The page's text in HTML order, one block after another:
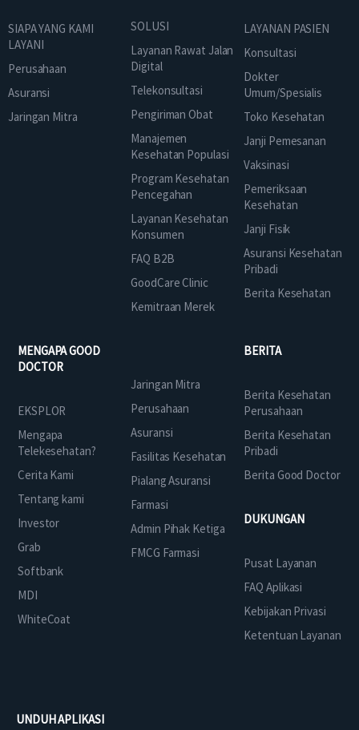
SIAPA YANG KAMI
LAYANI
Perusahaan
Asuransi
Jaringan Mitra
SOLUSI
Layanan Rawat Jalan
Digital
Telekonsultasi
Pengiriman Obat
Manajemen
Kesehatan Populasi
Program Kesehatan
Pencegahan
Layanan Kesehatan
Konsumen
FAQ B2B
GoodCare Clinic
Kemitraan Merek
LAYANAN PASIEN
Konsultasi
Dokter
Umum/Spesialis
Toko Kesehatan
Janji Pemesanan
Vaksinasi
Pemeriksaan
Kesehatan
Janji Fisik
Asuransi Kesehatan
Pribadi
Berita Kesehatan
MENGAPA GOOD
DOCTOR
EKSPLOR
Mengapa
Telekesehatan?
Cerita Kami
Tentang kami
Investor
Grab
Softbank
MDI
WhiteCoat
Jaringan Mitra
Perusahaan
Asuransi
Fasilitas Kesehatan
Pialang Asuransi
Farmasi
Admin Pihak Ketiga
FMCG Farmasi
BERITA
Berita Kesehatan
Perusahaan
Berita Kesehatan
Pribadi
Berita Good Doctor
DUKUNGAN
Pusat Layanan
FAQ Aplikasi
Kebijakan Privasi
Ketentuan Layanan
UNDUH APLIKASI